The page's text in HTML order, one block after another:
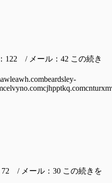
122 / メール：42 この続き
/ メール：30 この続きを